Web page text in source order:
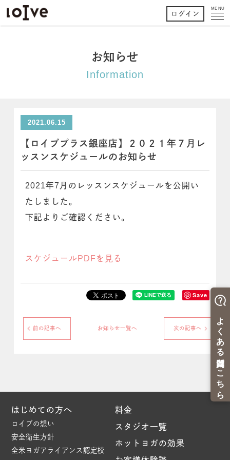
MENU
ログイン
お知らせ
Information
2021.06.15
【ロイブプラス銀座店】２０２１年７月レ
ッスンスケジュールのお知らせ
2021年7月のレッスンスケジュールを公開い
たしました。
下記よりご確認ください。
スケジュールPDFを見る
Save
前の記事へ お知らせ一覧へ 次の記事へ
はじめての方へ
ロイブの想い
安全衛生方針
全米ヨガアライアンス認定校
料金
スタジオ一覧
ホットヨガの効果